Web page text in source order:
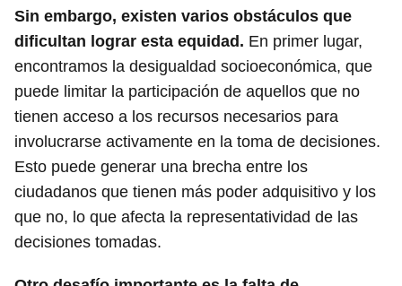
Sin embargo, existen varios obstáculos que
dificultan lograr esta equidad. En primer lugar,
encontramos la desigualdad socioeconómica, que
puede limitar la participación de aquellos que no
tienen acceso a los recursos necesarios para
involucrarse activamente en la toma de decisiones.
Esto puede generar una brecha entre los
ciudadanos que tienen más poder adquisitivo y los
que no, lo que afecta la representatividad de las
decisiones tomadas.